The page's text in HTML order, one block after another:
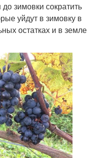
зимовки сократить
уйдут в зимовку в
остатках и в земле